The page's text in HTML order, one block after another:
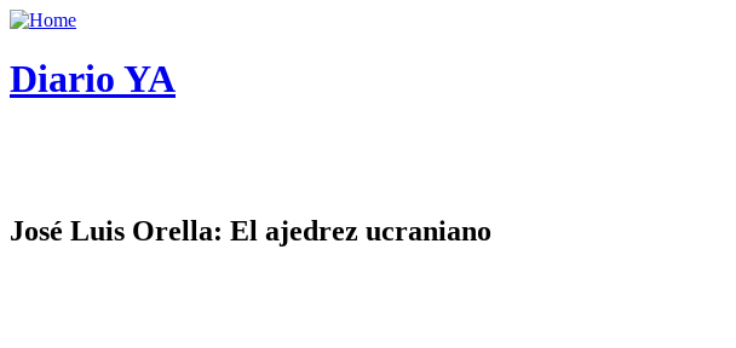
Diario YA
José Luis Orella: El ajedrez ucraniano